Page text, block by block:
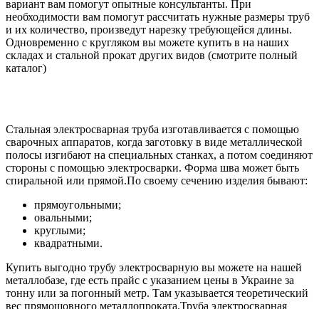
вариант вам помогут опытные консультанты. При
необходимости вам помогут рассчитать нужные размеры труб
и их количество, произведут нарезку требующейся длины.
Одновременно с кругляком вы можете купить в на наших
складах и стальной прокат других видов (смотрите полный
каталог)
Стальная электросварная труба изготавливается с помощью
сварочных аппаратов, когда заготовку в виде металлической
полосы изгибают на специальных станках, а потом соединяют
стороны с помощью электросварки. Форма шва может быть
спиральной или прямой.По своему сечению изделия бывают:
прямоугольными;
овальными;
круглыми;
квадратными.
Купить выгодно трубу электросварную вы можете на нашей
металлобазе, где есть прайс с указанием цены в Украине за
тонну или за погонный метр. Там указывается теоретический
вес прямошовного металлопроката.Труба электросварная